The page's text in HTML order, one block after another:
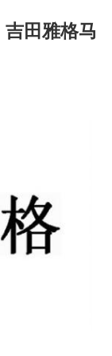
田雅格马